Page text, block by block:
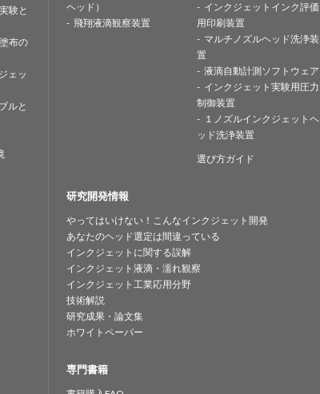
験と
布の
ェッ
ルと
ヘッド）
飛翔液滴観察装置
インクジェットインク評価
用印刷装置
マルチノズルヘッド洗浄装
置
液滴自動計測ソフトウェア
インクジェット実験用圧力
制御装置
１ノズルインクジェットヘ
ッド洗浄装置
選び方ガイド
研究開発情報
やってはいけない！こんなインクジェット開発
あなたのヘッド選定は間違っている
インクジェットに関する誤解
インクジェット液滴・濡れ観察
インクジェット工業応用分野
技術解説
研究成果・論文集
ホワイトペーパー
専門書籍